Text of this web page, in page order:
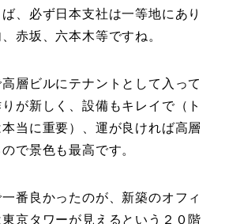
、必ず日本支社は一等地にあり
赤坂、六本木等ですね。
層ビルにテナントとして入って
が新しく、設備もキレイで（ト
当に重要）、運が良ければ高層
で景色も最高です。
番良かったのが、新築のオフィ
京タワーが見えるという２０階